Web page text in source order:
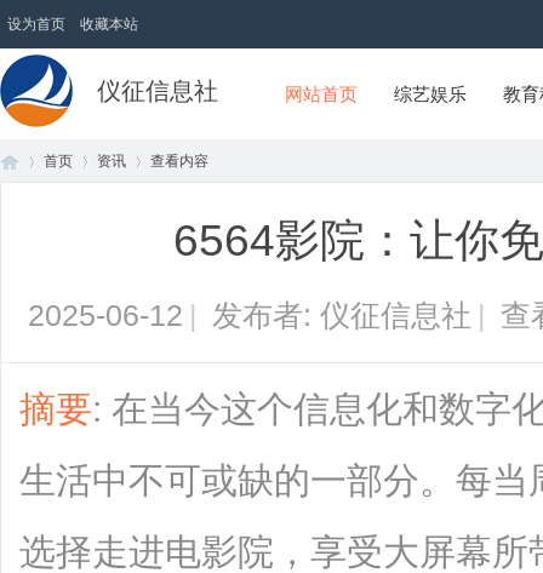
设为首页 收藏本站
仪征信息社 网站首页 综艺娱乐 教
首页 资讯 查看内容
6564影院：让你
2025-06-12 | 发布者: 仪征信息社 | 查
摘要: 在当今这个信息化和数字
生活中不可或缺的一部分。每
选择走进电影院，享受大屏幕